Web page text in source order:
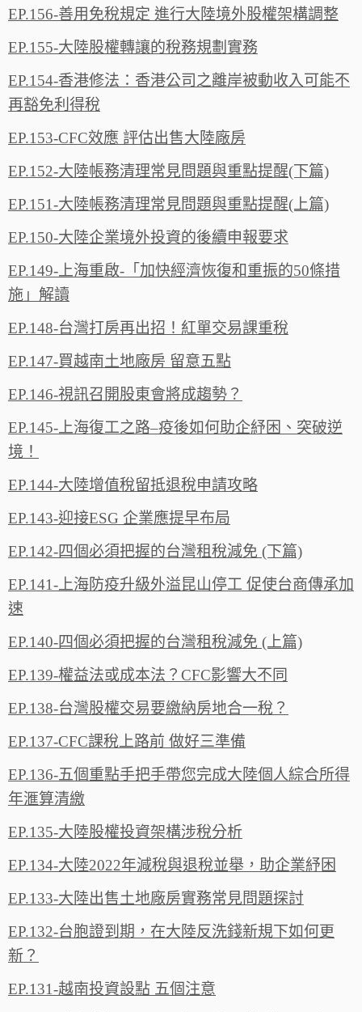
EP.156-善用免稅規定 進行大陸境外股權架構調整
EP.155-大陸股權轉讓的稅務規劃實務
EP.154-香港修法：香港公司之離岸被動收入可能不
再豁免利得稅
EP.153-CFC效應 評估出售大陸廠房
EP.152-大陸帳務清理常見問題與重點提醒(下篇)
EP.151-大陸帳務清理常見問題與重點提醒(上篇)
EP.150-大陸企業境外投資的後續申報要求
EP.149-上海重啟-「加快經濟恢復和重振的50條措
施」解讀
EP.148-台灣打房再出招！紅單交易課重稅
EP.147-買越南土地廠房 留意五點
EP.146-視訊召開股東會將成趨勢？
EP.145-上海復工之路–疫後如何助企紓困、突破逆
境！
EP.144-大陸增值稅留抵退稅申請攻略
EP.143-迎接ESG 企業應提早布局
EP.142-四個必須把握的台灣租稅減免 (下篇)
EP.141-上海防疫升級外溢昆山停工 促使台商傳承加
速
EP.140-四個必須把握的台灣租稅減免 (上篇)
EP.139-權益法或成本法？CFC影響大不同
EP.138-台灣股權交易要繳納房地合一稅？
EP.137-CFC課稅上路前 做好三準備
EP.136-五個重點手把手帶您完成大陸個人綜合所得
年滙算清繳
EP.135-大陸股權投資架構涉稅分析
EP.134-大陸2022年減稅與退稅並舉，助企業紓困
EP.133-大陸出售土地廠房實務常見問題探討
EP.132-台胞證到期，在大陸反洗錢新規下如何更
新？
EP.131-越南投資設點 五個注意